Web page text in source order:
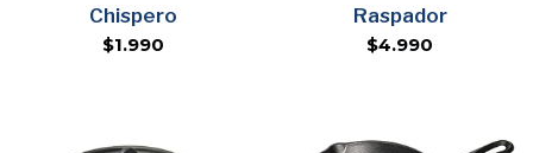
Agregar
Chispero
$1.990
Raspador
$4.990